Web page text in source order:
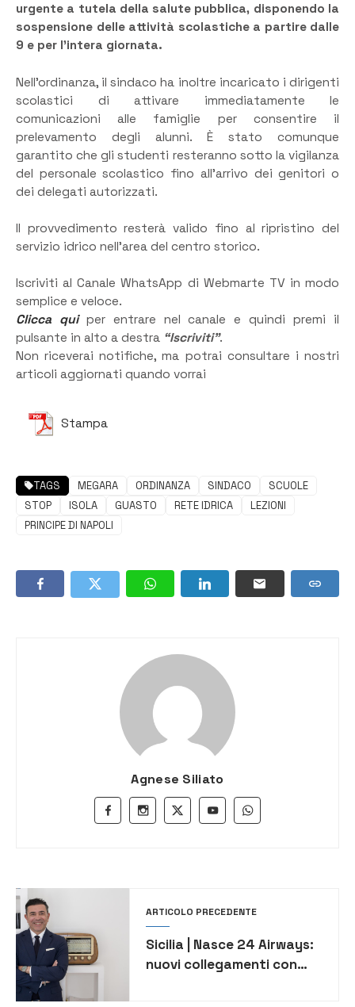
urgente a tutela della salute pubblica, disponendo la
sospensione delle attività scolastiche a partire dalle
9 e per l’intera giornata.
Nell’ordinanza, il sindaco ha inoltre incaricato i dirigenti
scolastici di attivare immediatamente le
comunicazioni alle famiglie per consentire il
prelevamento degli alunni. È stato comunque
garantito che gli studenti resteranno sotto la vigilanza
del personale scolastico fino all’arrivo dei genitori o
dei delegati autorizzati.
Il provvedimento resterà valido fino al ripristino del
servizio idrico nell’area del centro storico.
Iscriviti al Canale WhatsApp di Webmarte TV in modo
semplice e veloce.
Clicca quiper entrare nel canale e quindi premi il
pulsante in alto a destra “Iscriviti”.
Non riceverai notifiche, ma potrai consultare i nostri
articoli aggiornati quando vorrai
Stampa
TAGS MEGARA ORDINANZA SINDACO
SCUOLE
STOP
ISOLA GUASTO RETE IDRICA
LEZIONI
PRINCIPE DI NAPOLI
Agnese Siliato
ARTICOLO PRECEDENTE
Sicilia | Nasce 24 Airways:
nuovi collegamenti con